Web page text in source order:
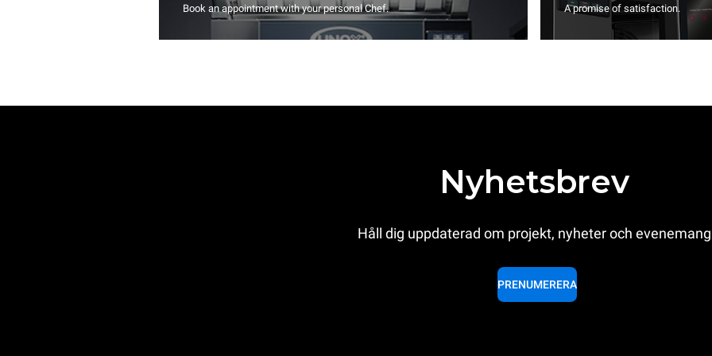
Book an appointment with your personal Chef. A promise of satisfaction.
Nyhetsbrev
Håll dig uppdaterad om projekt, nyheter och evenemang
PRENUMERERA